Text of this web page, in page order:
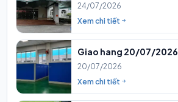
24/07/2026
Xem chi tiết
Giao hang 20/07/2026
20/07/2026
Xem chi tiết